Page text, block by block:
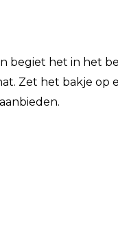
begiet het in het
Zet het bakje op